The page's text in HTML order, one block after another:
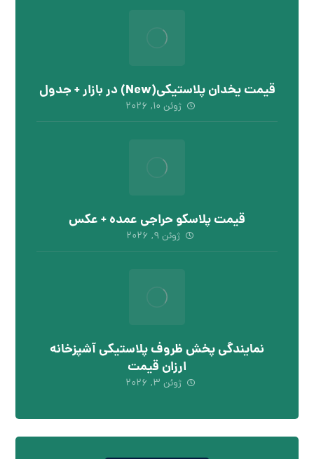
قیمت یخدان پلاستیکی(New) در بازار + جدول
ژوئن ۱۰, ۲۰۲۶
قیمت پلاسکو حراجی عمده + عکس
ژوئن ۹, ۲۰۲۶
نمایندگی پخش ظروف پلاستیکی آشپزخانه
ارزان قیمت
ژوئن ۳, ۲۰۲۶